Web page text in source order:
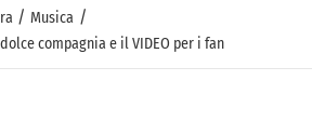
/ Musica /
compagnia e il VIDEO per i fan